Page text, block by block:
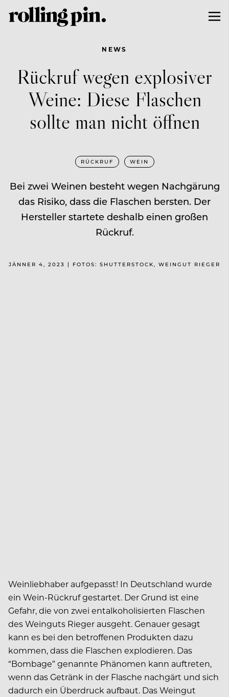
NEWS
Rückruf wegen explosiver
Weine: Diese Flaschen
sollte man nicht öffnen
RÜCKRUF WEIN
Bei zwei Weinen besteht wegen Nachgärung
das Risiko, dass die Flaschen bersten. Der
Hersteller startete deshalb einen großen
Rückruf.
JÄNNER 4, 2023 | FOTOS: SHUTTERSTOCK, WEINGUT RIEGER
Weinliebhaber aufgepasst! In Deutschland wurde
ein Wein-Rückruf gestartet. Der Grund ist eine
Gefahr, die von zwei entalkoholisierten Flaschen
des Weinguts Rieger ausgeht. Genauer gesagt
kann es bei den betroffenen Produkten dazu
kommen, dass die Flaschen explodieren. Das
“Bombage” genannte Phänomen kann auftreten,
wenn das Getränk in der Flasche nachgärt und sich
dadurch ein Überdruck aufbaut. Das Weingut